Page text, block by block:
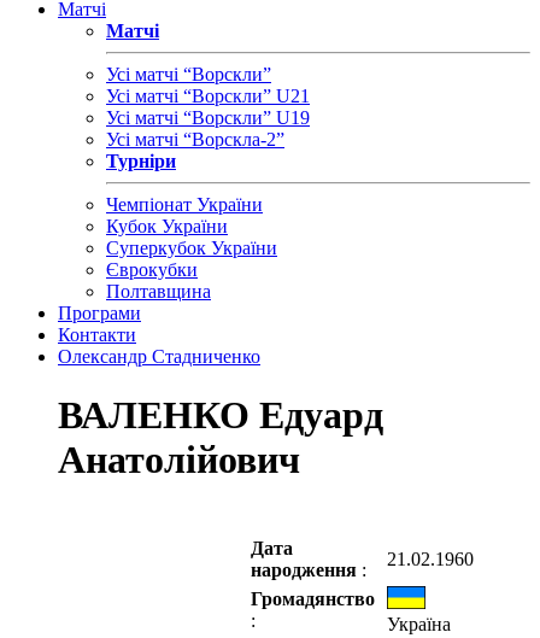
Матчі
Матчі
Усі матчі “Ворскли”
Усі матчі “Ворскли” U21
Усі матчі “Ворскли” U19
Усі матчі “Ворскла-2”
Турніри
Чемпіонат України
Кубок України
Суперкубок України
Єврокубки
Полтавщина
Програми
Контакти
Олександр Стадниченко
ВАЛЕНКО Едуард
Анатолійович
Дата
народження :
21.02.1960
Громадянство
:
Україна